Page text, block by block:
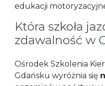
edukacji
Która szkoła
zdawalność w
Ośrodek Szkolenia
Gdańsku wyróżnia się